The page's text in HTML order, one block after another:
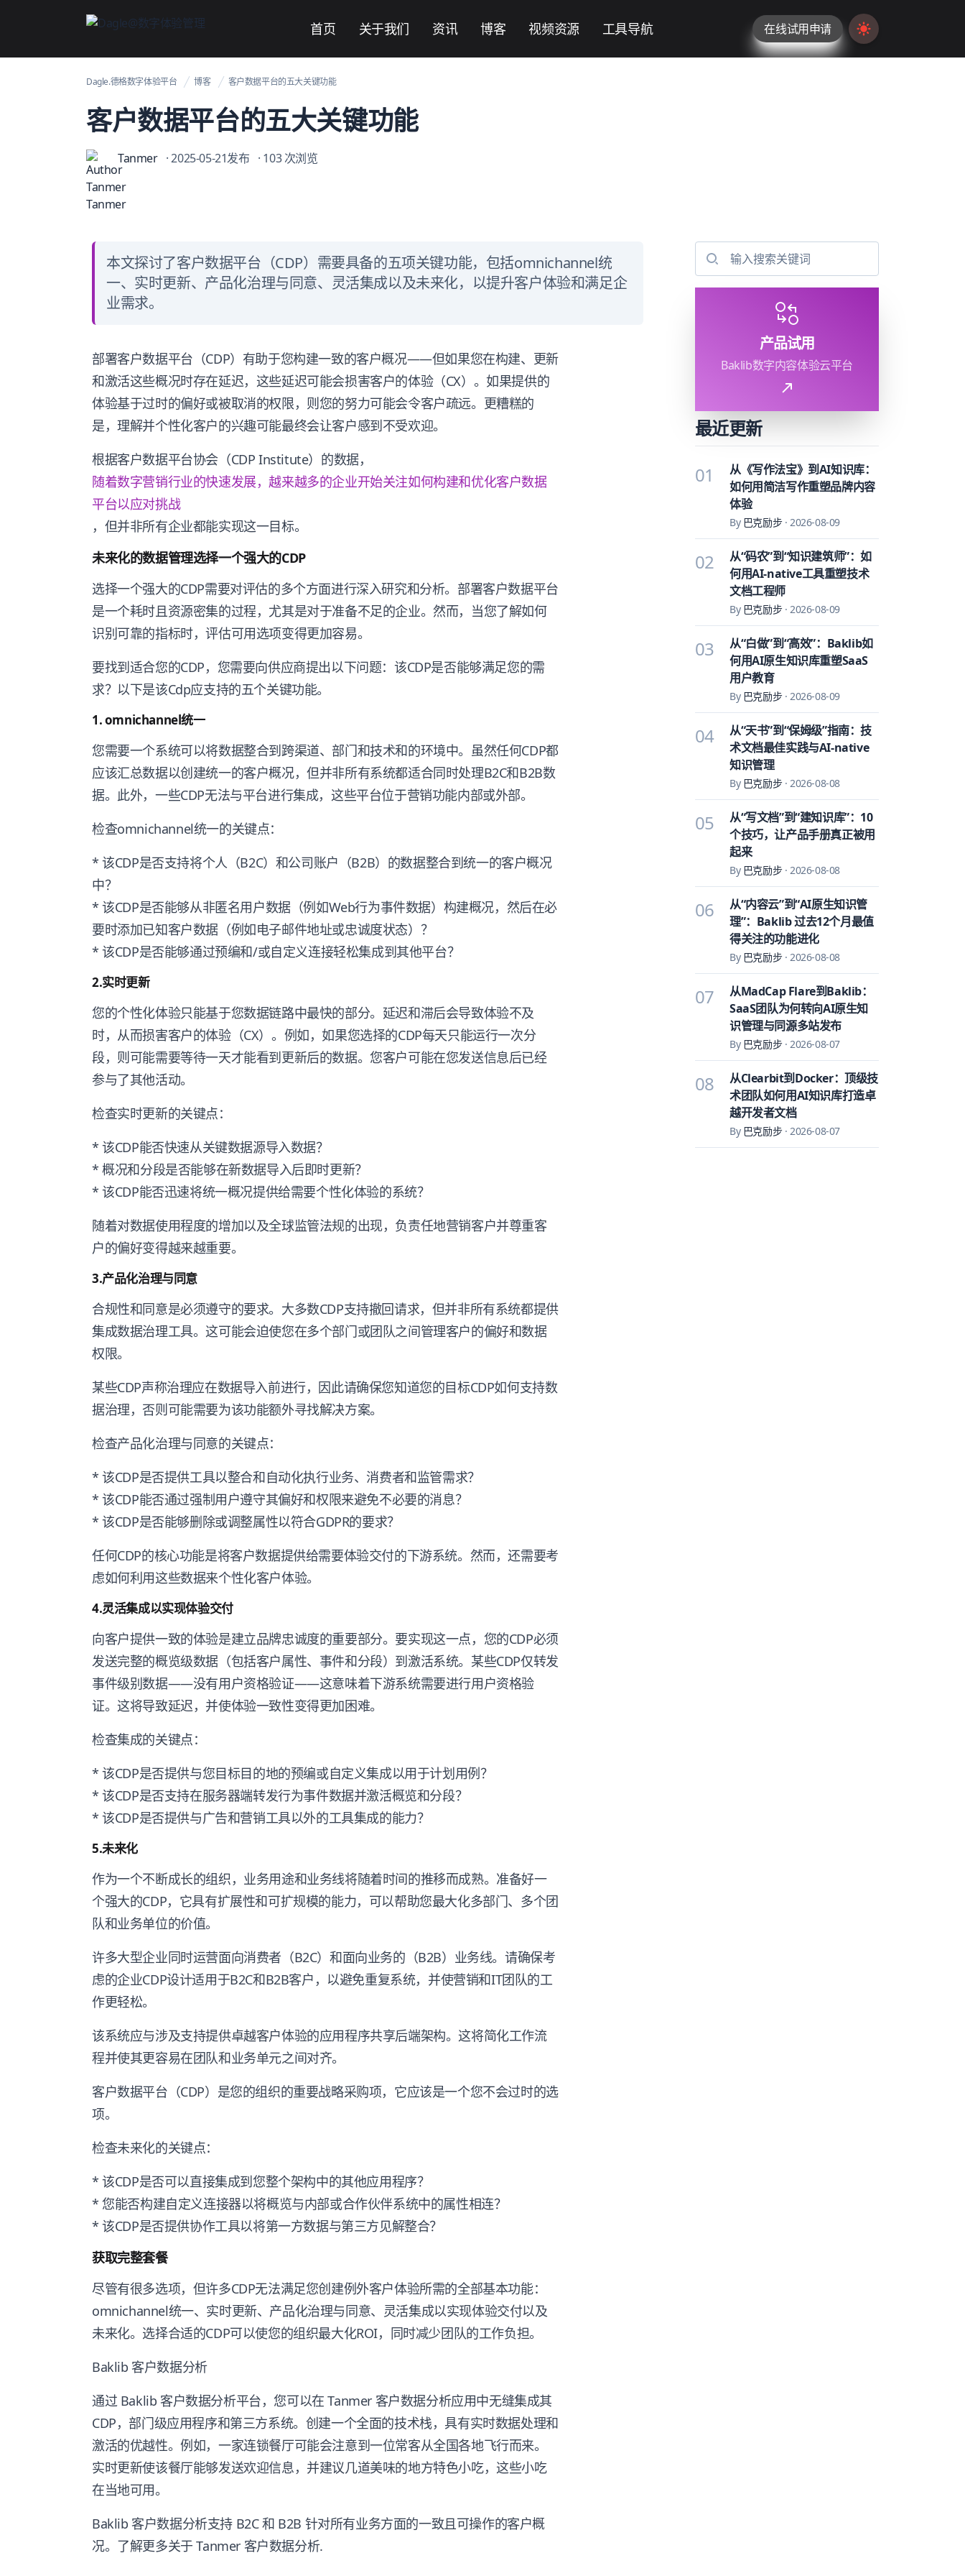
Dagle@数字体验管理 首页 关于我们 资讯 博客 视频资源 工具导航 在线试用申请 Switch to light /
Dagle.德格数字体验平台 博客 客户数据平台的五大关键功能
客户数据平台的五大关键功能
Tanmer · 2025-05-21发布 · 103 次浏览
本文探讨了客户数据平台（CDP）需要具备的五项关键功能，包括omnichannel统
一、实时更新、产品化治理与同意、灵活集成以及未来化，以提升客户体验和满足企
业需求。
部署客户数据平台（CDP）有助于您构建一致的客户概况——但如果您在构建、更新
和激活这些概况时存在延迟，这些延迟可能会损害客户的体验（CX）。如果提供的
体验基于过时的偏好或被取消的权限，则您的努力可能会令客户疏远。更糟糕的
是，理解并个性化客户的兴趣可能最终会让客户感到不受欢迎。
根据客户数据平台协会（CDP Institute）的数据，
随着数字营销行业的快速发展，越来越多的企业开始关注如何构建和优化客户数据
平台以应对挑战
，但并非所有企业都能实现这一目标。
未来化的数据管理选择一个强大的CDP
选择一个强大的CDP需要对评估的多个方面进行深入研究和分析。部署客户数据平台
是一个耗时且资源密集的过程，尤其是对于准备不足的企业。然而，当您了解如何
识别可靠的指标时，评估可用选项变得更加容易。
要找到适合您的CDP，您需要向供应商提出以下问题：该CDP是否能够满足您的需
求？以下是该Cdp应支持的五个关键功能。
1. omnichannel统一
您需要一个系统可以将数据整合到跨渠道、部门和技术和的环境中。虽然任何CDP都
应该汇总数据以创建统一的客户概况，但并非所有系统都适合同时处理B2C和B2B数
据。此外，一些CDP无法与平台进行集成，这些平台位于营销功能内部或外部。
检查omnichannel统一的关键点：
* 该CDP是否支持将个人（B2C）和公司账户（B2B）的数据整合到统一的客户概况
中？
* 该CDP是否能够从非匿名用户数据（例如Web行为事件数据）构建概况，然后在必
要时添加已知客户数据（例如电子邮件地址或忠诚度状态）？
* 该CDP是否能够通过预编和/或自定义连接轻松集成到其他平台？
2.实时更新
您的个性化体验只能基于您数据链路中最快的部分。延迟和滞后会导致体验不及
时，从而损害客户的体验（CX）。例如，如果您选择的CDP每天只能运行一次分
段，则可能需要等待一天才能看到更新后的数据。您客户可能在您发送信息后已经
参与了其他活动。
检查实时更新的关键点：
* 该CDP能否快速从关键数据源导入数据？
* 概况和分段是否能够在新数据导入后即时更新？
* 该CDP能否迅速将统一概况提供给需要个性化体验的系统？
随着对数据使用程度的增加以及全球监管法规的出现，负责任地营销客户并尊重客
户的偏好变得越来越重要。
3.产品化治理与同意
合规性和同意是必须遵守的要求。大多数CDP支持撤回请求，但并非所有系统都提供
集成数据治理工具。这可能会迫使您在多个部门或团队之间管理客户的偏好和数据
权限。
某些CDP声称治理应在数据导入前进行，因此请确保您知道您的目标CDP如何支持数
据治理，否则可能需要为该功能额外寻找解决方案。
检查产品化治理与同意的关键点：
* 该CDP是否提供工具以整合和自动化执行业务、消费者和监管需求？
* 该CDP能否通过强制用户遵守其偏好和权限来避免不必要的消息？
* 该CDP是否能够删除或调整属性以符合GDPR的要求？
任何CDP的核心功能是将客户数据提供给需要体验交付的下游系统。然而，还需要考
虑如何利用这些数据来个性化客户体验。
4.灵活集成以实现体验交付
向客户提供一致的体验是建立品牌忠诚度的重要部分。要实现这一点，您的CDP必须
发送完整的概览级数据（包括客户属性、事件和分段）到激活系统。某些CDP仅转发
事件级别数据——没有用户资格验证——这意味着下游系统需要进行用户资格验
证。这将导致延迟，并使体验一致性变得更加困难。
检查集成的关键点：
* 该CDP是否提供与您目标目的地的预编或自定义集成以用于计划用例？
* 该CDP是否支持在服务器端转发行为事件数据并激活概览和分段？
* 该CDP是否提供与广告和营销工具以外的工具集成的能力？
5.未来化
作为一个不断成长的组织，业务用途和业务线将随着时间的推移而成熟。准备好一
个强大的CDP，它具有扩展性和可扩规模的能力，可以帮助您最大化多部门、多个团
队和业务单位的价值。
许多大型企业同时运营面向消费者（B2C）和面向业务的（B2B）业务线。请确保考
虑的企业CDP设计适用于B2C和B2B客户，以避免重复系统，并使营销和IT团队的工
作更轻松。
该系统应与涉及支持提供卓越客户体验的应用程序共享后端架构。这将简化工作流
程并使其更容易在团队和业务单元之间对齐。
客户数据平台（CDP）是您的组织的重要战略采购项，它应该是一个您不会过时的选
项。
检查未来化的关键点：
* 该CDP是否可以直接集成到您整个架构中的其他应用程序？
* 您能否构建自定义连接器以将概览与内部或合作伙伴系统中的属性相连？
* 该CDP是否提供协作工具以将第一方数据与第三方见解整合？
获取完整套餐
尽管有很多选项，但许多CDP无法满足您创建例外客户体验所需的全部基本功能：
omnichannel统一、实时更新、产品化治理与同意、灵活集成以实现体验交付以及
未来化。选择合适的CDP可以使您的组织最大化ROI，同时减少团队的工作负担。
Baklib 客户数据分析
通过 Baklib 客户数据分析平台，您可以在 Tanmer 客户数据分析应用中无缝集成其
CDP，部门级应用程序和第三方系统。创建一个全面的技术栈，具有实时数据处理和
激活的优越性。例如，一家连锁餐厅可能会注意到一位常客从全国各地飞行而来。
实时更新使该餐厅能够发送欢迎信息，并建议几道美味的地方特色小吃，这些小吃
在当地可用。
Baklib 客户数据分析支持 B2C 和 B2B 针对所有业务方面的一致且可操作的客户概
况。了解更多关于 Tanmer 客户数据分析.
产品试用
Baklib数字内容体验云平台
最近更新
01
从《写作法宝》到AI知识库：
如何用简洁写作重塑品牌内容
体验
By 巴克励步·2026-08-09
02
从“码农”到“知识建筑师”：如
何用AI-native工具重塑技术
文档工程师
By 巴克励步·2026-08-09
03
从“白做”到“高效”：Baklib如
何用AI原生知识库重塑SaaS
用户教育
By 巴克励步·2026-08-09
04
从“天书”到“保姆级”指南：技
术文档最佳实践与AI-native
知识管理
By 巴克励步·2026-08-08
05
从“写文档”到“建知识库”：10
个技巧，让产品手册真正被用
起来
By 巴克励步·2026-08-08
06
从“内容云”到“AI原生知识管
理”：Baklib 过去12个月最值
得关注的功能进化
By 巴克励步·2026-08-08
07
从MadCap Flare到Baklib：
SaaS团队为何转向AI原生知
识管理与同源多站发布
By 巴克励步·2026-08-07
08
从Clearbit到Docker：顶级技
术团队如何用AI知识库打造卓
越开发者文档
By 巴克励步·2026-08-07